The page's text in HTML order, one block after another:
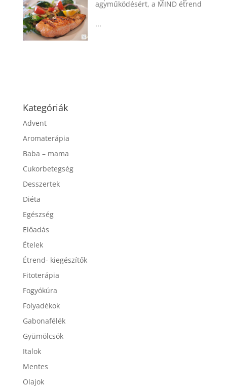
agyműködésért, a MIND étrend
Kategóriák
Advent
Aromaterápia
Baba – mama
Cukorbetegség
Desszertek
Diéta
Egészség
Előadás
Ételek
Étrend- kiegészítők
Fitoterápia
Fogyókúra
Folyadékok
Gabonafélék
Gyümölcsök
Italok
Mentes
Olajok